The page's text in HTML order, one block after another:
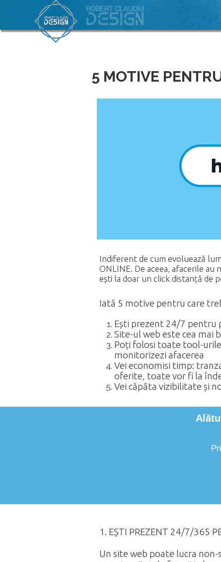
5 MOTIVE
Iată 5 motive pentru care
Ești prezent 24/7 pentru
Site-ul web este cea mai
Poți folosi toate tool-urile
monitorizezi afacerea
Vei economisi timp:
oferite, toate vor fi la
Vei căpăta vizibilitate și
Indiferent de cum evoluează
ONLINE. De aceea, afacerile au
ești la doar un click distanță de
1. EȘTI PREZENT 24/7/365
Un site web poate lucra non-